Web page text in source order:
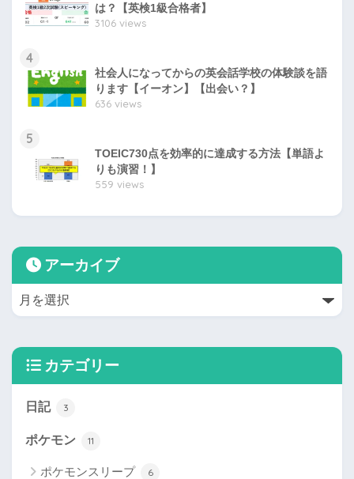
は？【英検1級合格者】
3106 views
4
社会人になってからの英会話学校の体験談を語
ります【イーオン】【出会い？】
636 views
5
TOEIC730点を効率的に達成する方法【単語よ
りも演習！】
559 views
アーカイブ
カテゴリー
日記 3
ポケモン 11
ポケモンスリープ 6